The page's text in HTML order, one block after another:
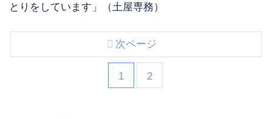
とりをしています」（土屋専務）
1 2
次ページ